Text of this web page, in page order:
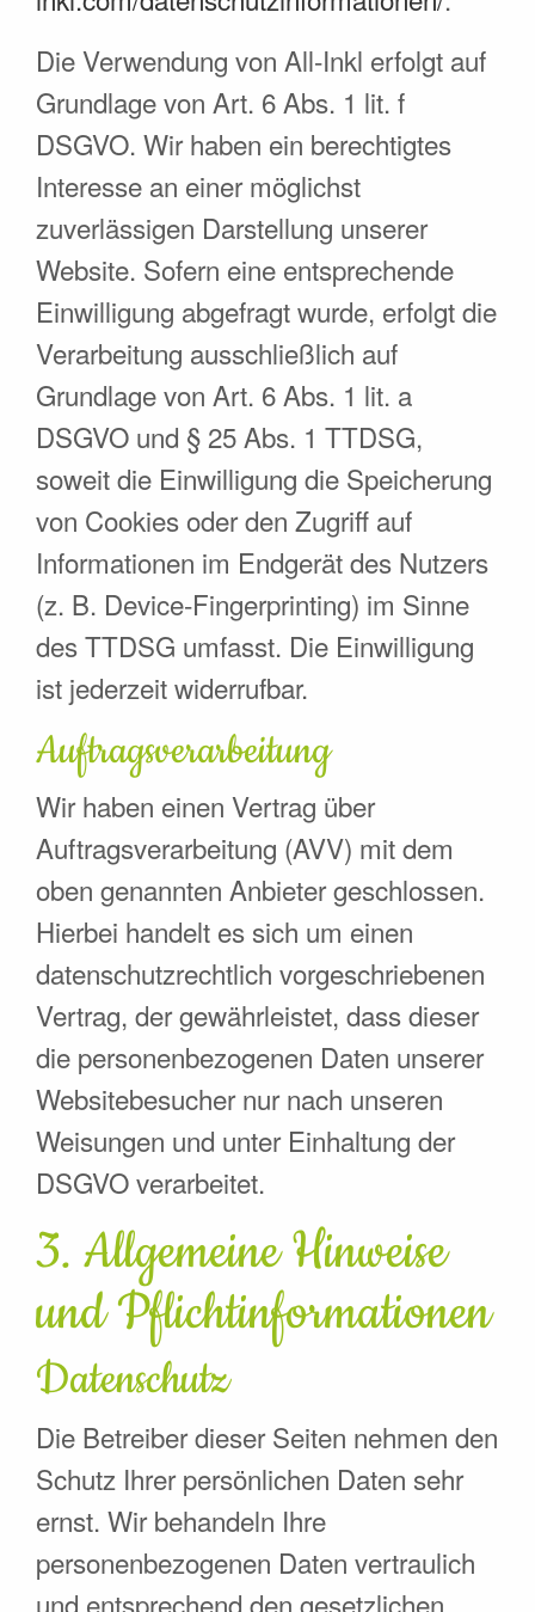
Die Verwendung von All-Inkl erfolgt auf
Grundlage von Art. 6 Abs. 1 lit. f
DSGVO. Wir haben ein berechtigtes
Interesse an einer möglichst
zuverlässigen Darstellung unserer
Website. Sofern eine entsprechende
Einwilligung abgefragt wurde, erfolgt die
Verarbeitung ausschließlich auf
Grundlage von Art. 6 Abs. 1 lit. a
DSGVO und § 25 Abs. 1 TTDSG,
soweit die Einwilligung die Speicherung
von Cookies oder den Zugriff auf
Informationen im Endgerät des Nutzers
(z. B. Device-Fingerprinting) im Sinne
des TTDSG umfasst. Die Einwilligung
ist jederzeit widerrufbar.
Auftragsverarbeitung
Wir haben einen Vertrag über
Auftragsverarbeitung (AVV) mit dem
oben genannten Anbieter geschlossen.
Hierbei handelt es sich um einen
datenschutzrechtlich vorgeschriebenen
Vertrag, der gewährleistet, dass dieser
die personenbezogenen Daten unserer
Websitebesucher nur nach unseren
Weisungen und unter Einhaltung der
DSGVO verarbeitet.
3. Allgemeine Hinweise
und Pflicht­informationen
Datenschutz
Die Betreiber dieser Seiten nehmen den
Schutz Ihrer persönlichen Daten sehr
ernst. Wir behandeln Ihre
personenbezogenen Daten vertraulich
und entsprechend den gesetzlichen